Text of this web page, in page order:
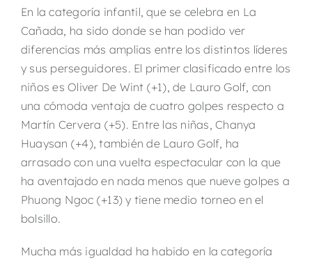
En la categoría infantil, que se celebra en La
Cañada, ha sido donde se han podido ver
diferencias más amplias entre los distintos líderes
y sus perseguidores. El primer clasificado entre los
niños es Oliver De Wint (+1), de Lauro Golf, con
una cómoda ventaja de cuatro golpes respecto a
Martín Cervera (+5). Entre las niñas, Chanya
Huaysan (+4), también de Lauro Golf, ha
arrasado con una vuelta espectacular con la que
ha aventajado en nada menos que nueve golpes a
Phuong Ngoc (+13) y tiene medio torneo en el
bolsillo.
Mucha más igualdad ha habido en la categoría